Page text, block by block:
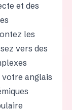
et des
les
vers des
anglais